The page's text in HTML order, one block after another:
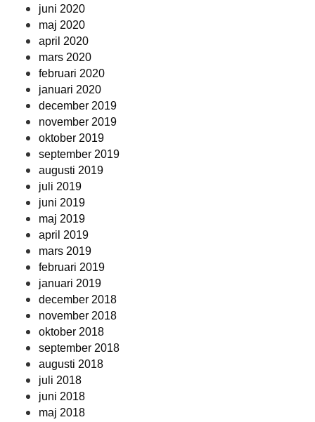
juni 2020
maj 2020
april 2020
mars 2020
februari 2020
januari 2020
december 2019
november 2019
oktober 2019
september 2019
augusti 2019
juli 2019
juni 2019
maj 2019
april 2019
mars 2019
februari 2019
januari 2019
december 2018
november 2018
oktober 2018
september 2018
augusti 2018
juli 2018
juni 2018
maj 2018